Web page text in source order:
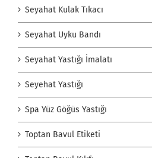
Seyahat Kulak Tıkacı
Seyahat Uyku Bandı
Seyahat Yastığı İmalatı
Seyehat Yastığı
Spa Yüz Göğüs Yastığı
Toptan Bavul Etiketi